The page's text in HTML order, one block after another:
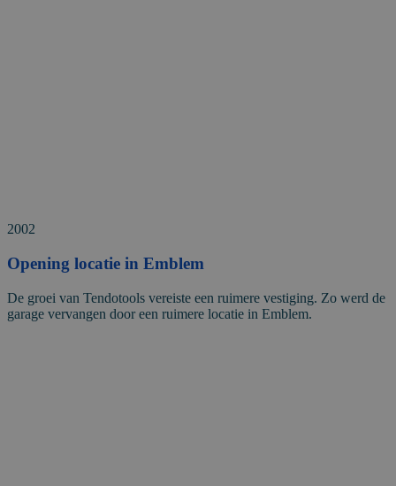
2002
Opening locatie in Emblem
De groei van Tendotools vereiste een ruimere vestiging. Zo werd de
garage vervangen door een ruimere locatie in Emblem.